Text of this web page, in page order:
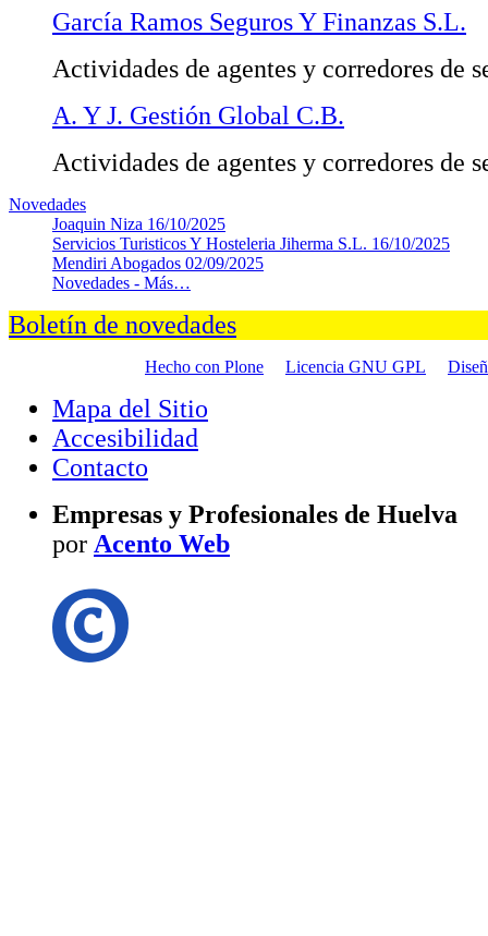
García Ramos Seguros Y Finanzas S.L.
Actividades de agentes y corredores de
A. Y J. Gestión Global C.B.
Actividades de agentes y corredores de
Novedades
Joaquin Niza 16/10/2025
Servicios Turisticos Y Hosteleria Jiherma S.L. 16/10/2025
Mendiri Abogados 02/09/2025
Novedades - Más…
Boletín de novedades
Hecho con Plone Licencia GNU GPL
Mapa del Sitio
Accesibilidad
Contacto
Empresas y Profesionales de Huelva
por Acento Web